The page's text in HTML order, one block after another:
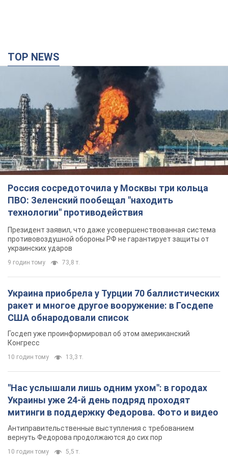
TOP NEWS
Россия сосредоточила у Москвы три кольца
ПВО: Зеленский пообещал "находить
технологии" противодействия
Президент заявил, что даже усовершенствованная система
противовоздушной обороны РФ не гарантирует защиты от
украинских ударов
9 годин тому 73,8 т.
Украина приобрела у Турции 70 баллистических
ракет и многое другое вооружение: в Госдепе
США обнародовали список
Госдеп уже проинформировал об этом американский
Конгресс
10 годин тому 13,3 т.
"Нас услышали лишь одним ухом": в городах
Украины уже 24-й день подряд проходят
митинги в поддержку Федорова. Фото и видео
Антиправительственные выступления с требованием
вернуть Федорова продолжаются до сих пор
10 годин тому 5,5 т.